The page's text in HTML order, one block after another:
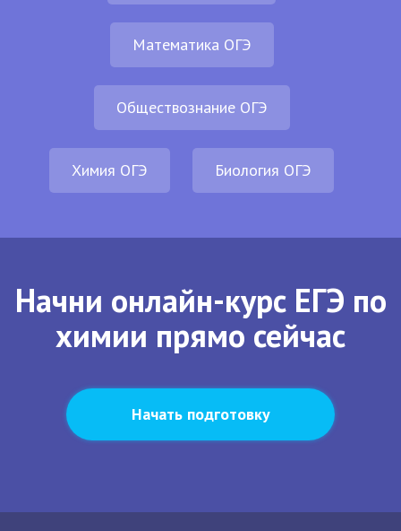
Математика ОГЭ
Обществознание ОГЭ
Химия ОГЭ Биология ОГЭ
Начни онлайн-курс ЕГЭ по
химии прямо сейчас
Начать подготовку